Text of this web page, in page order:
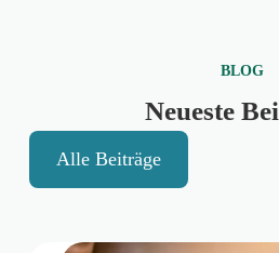
BLOG
Neueste
Alle Beiträge